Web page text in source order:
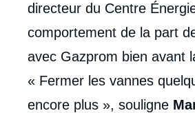
directeur du Centre
comportement de la part
avec Gazprom bien avant
« Fermer les vannes
encore plus », souligne